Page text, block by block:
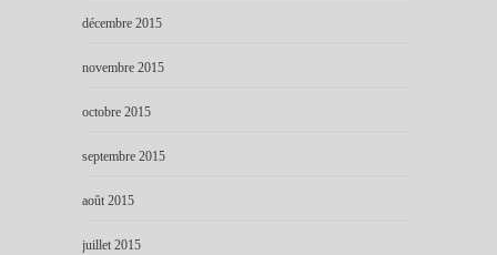
décembre 2015
novembre 2015
octobre 2015
septembre 2015
août 2015
juillet 2015